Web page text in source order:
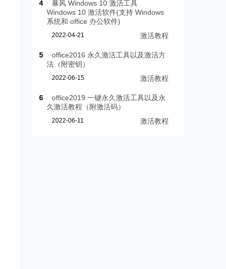
4
暴风 Windows 10 激活工具
Windows 10 激活软件(支持 Windows
系统和 office 办公软件)
2022-04-21 激活教程
5
office2016 永久激活工具以及激活方
法（附密钥）
2022-06-15 激活教程
6
office2019 一键永久激活工具以及永
久激活教程（附激活码）
2022-06-11 激活教程